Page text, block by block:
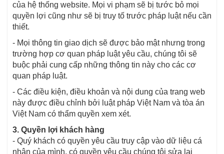
của hệ thống website. Mọi vi phạm sẽ bị tước bỏ mọi
quyền lợi cũng như sẽ bị truy tố trước pháp luật nếu cần
thiết.
- Mọi thông tin giao dịch sẽ được bảo mật nhưng trong
trường hợp cơ quan pháp luật yêu cầu, chúng tôi sẽ
buộc phải cung cấp những thông tin này cho các cơ
quan pháp luật.
- Các điều kiện, điều khoản và nội dung của trang web
này được điều chỉnh bởi luật pháp Việt Nam và tòa án
Việt Nam có thẩm quyền xem xét.
3. Quyền lợi khách hàng
- Quý khách có quyền yêu cầu truy cập vào dữ liệu cá
nhân của mình, có quyền yêu cầu chúng tôi sửa lại